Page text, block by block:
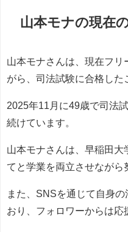
山本モナの現在
山本モナさんは、現在フ
がら、司法試験に合格した
2025年11月に49歳で司法
続けています。
山本モナさんは、早稲田
てと学業を両立させながら
また、SNSを通じて自身
おり、フォロワーからは応